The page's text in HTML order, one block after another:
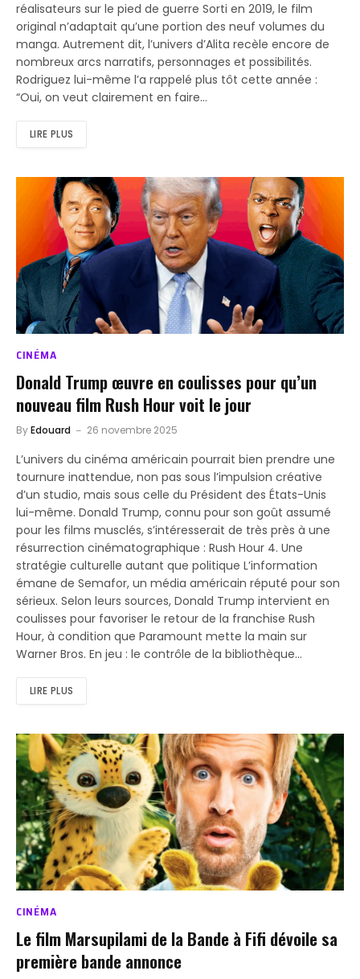
réalisateurs sur le pied de guerre Sorti en 2019, le film
original n’adaptait qu’une portion des neuf volumes du
manga. Autrement dit, l’univers d’Alita recèle encore de
nombreux arcs narratifs, personnages et possibilités.
Rodriguez lui-même l’a rappelé plus tôt cette année :
“Oui, on veut clairement en faire…
LIRE PLUS
CINÉMA
Donald Trump œuvre en coulisses pour qu’un
nouveau film Rush Hour voit le jour
ByEdouard 26 novembre 2025
L’univers du cinéma américain pourrait bien prendre une
tournure inattendue, non pas sous l’impulsion créative
d’un studio, mais sous celle du Président des États-Unis
lui-même. Donald Trump, connu pour son goût assumé
pour les films musclés, s’intéresserait de très près à une
résurrection cinématographique : Rush Hour 4. Une
stratégie culturelle autant que politique L’information
émane de Semafor, un média américain réputé pour son
sérieux. Selon leurs sources, Donald Trump intervient en
coulisses pour favoriser le retour de la franchise Rush
Hour, à condition que Paramount mette la main sur
Warner Bros. En jeu : le contrôle de la bibliothèque…
LIRE PLUS
CINÉMA
Le film Marsupilami de la Bande à Fifi dévoile sa
première bande annonce